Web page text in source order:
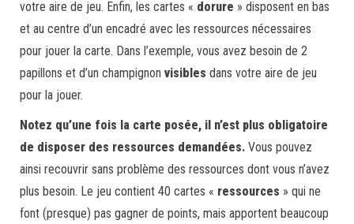
votre aire de jeu. Enfin, les cartes « dorure » disposent en bas
et au centre d’un encadré avec les ressources nécessaires
pour jouer la carte. Dans l’exemple, vous avez besoin de 2
papillons et d’un champignon visibles dans votre aire de jeu
pour la jouer.
Notez qu’une fois la carte posée, il n’est plus obligatoire
de disposer des ressources demandées. Vous pouvez
ainsi recouvrir sans problème des ressources dont vous n’avez
plus besoin. Le jeu contient 40 cartes « ressources » qui ne
font (presque) pas gagner de points, mais apportent beaucoup